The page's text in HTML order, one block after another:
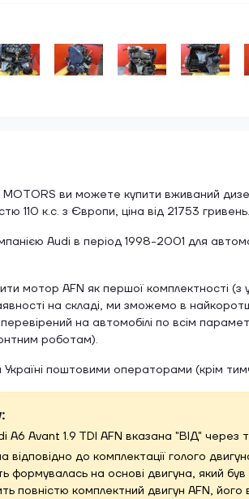
MOTORS ви можете купити вживаний
110 к.с. з Європи, ціна від 21753 гривень.
Audi в період 1998-2001 для
мотор AFN як першої комплектності (з
на складі, ми зможемо в
на автомобілі по всім
роботам).
Україні поштовими операторами (крім
A6 Avant 1.9 TDI AFN вказана "ВІД" через
відповідно до комплектації голого
формувалась на основі двигуна, який був
повністю комплектний двигун AFN, його